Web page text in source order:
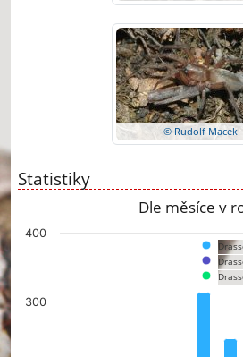
© Rudolf Macek
Statistiky
Dle měsíce v
Chart
The chart has 1 X axis displaying
The chart has 1 Y axis displaying values.
300
400